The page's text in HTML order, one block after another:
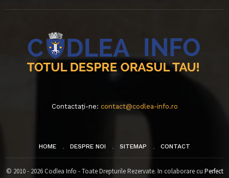
Contactați-ne: contact@codlea-info.ro
HOME DESPRE NOI SITEMAP CONTACT
© 2010 - 2026 Codlea Info - Toate Drepturile Rezervate. In colaborare cu Perfect